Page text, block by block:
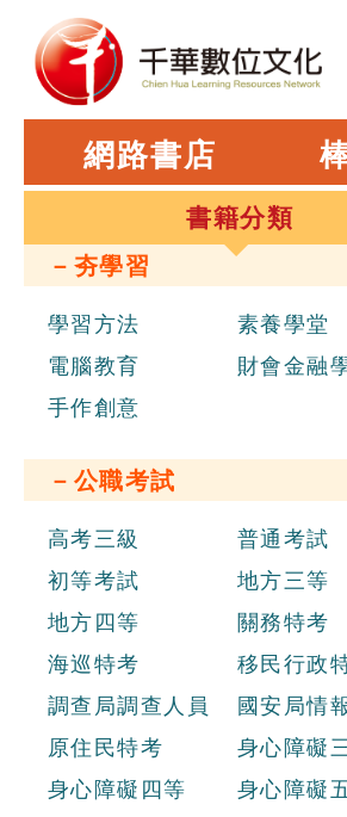
網路書店
書籍分類
－夯學習
學習方法
素養學堂
電腦教育
財會金融
手作創意
－公職考試
高考三級
普通考試
初等考試
地方三等
地方四等
關務特考
海巡特考
移民行政
調查局調查人員
國安局情
原住民特考
身心障礙
身心障礙四等
身心障礙
新進職員辦理聯合招考